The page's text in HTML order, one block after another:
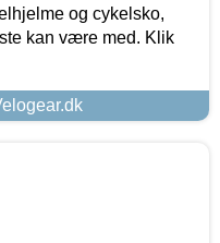
og cykelsko,
kan være med. Klik